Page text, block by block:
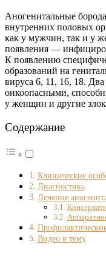
Аногенитальные
внутренних половых
как у мужчин, так и у
появления —
К появлению
образований на
вируса 6, 11, 16, 18.
онкоопасными,
у женщин и другие
Содержание
Клинические
Диагностика
Лечение
Видео в тему